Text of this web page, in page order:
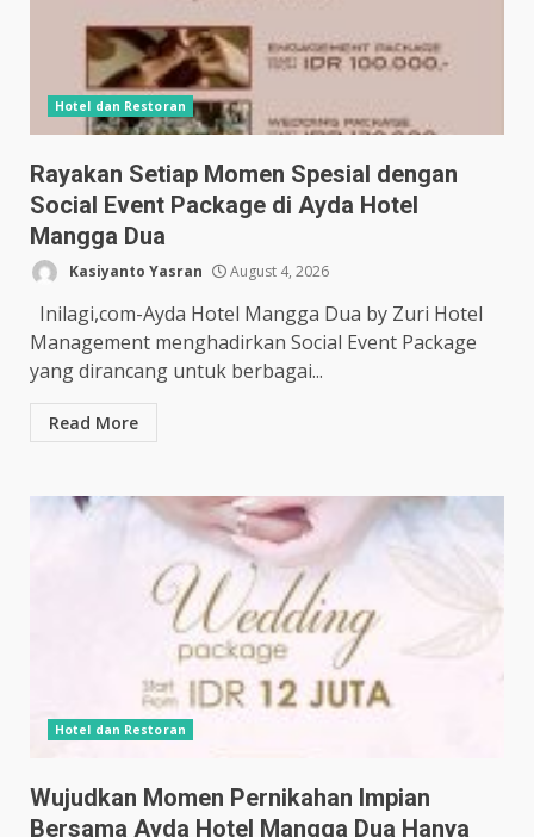
Hotel dan Restoran
Rayakan Setiap Momen Spesial dengan
Social Event Package di Ayda Hotel
Mangga Dua
Kasiyanto Yasran August 4, 2026
Inilagi,com-Ayda Hotel Mangga Dua by Zuri Hotel
Management menghadirkan Social Event Package
yang dirancang untuk berbagai...
Read More
Hotel dan Restoran
Wujudkan Momen Pernikahan Impian
Bersama Ayda Hotel Mangga Dua Hanya